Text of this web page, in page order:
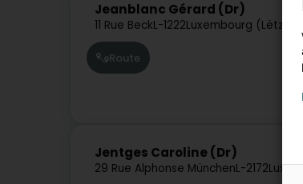
Jeanblanc Gérard (Dr)
11 Rue BeckL-1222Luxembourg
Route
Jentges Caroline (Dr)
29 Rue Alphonse MünchenL-2172